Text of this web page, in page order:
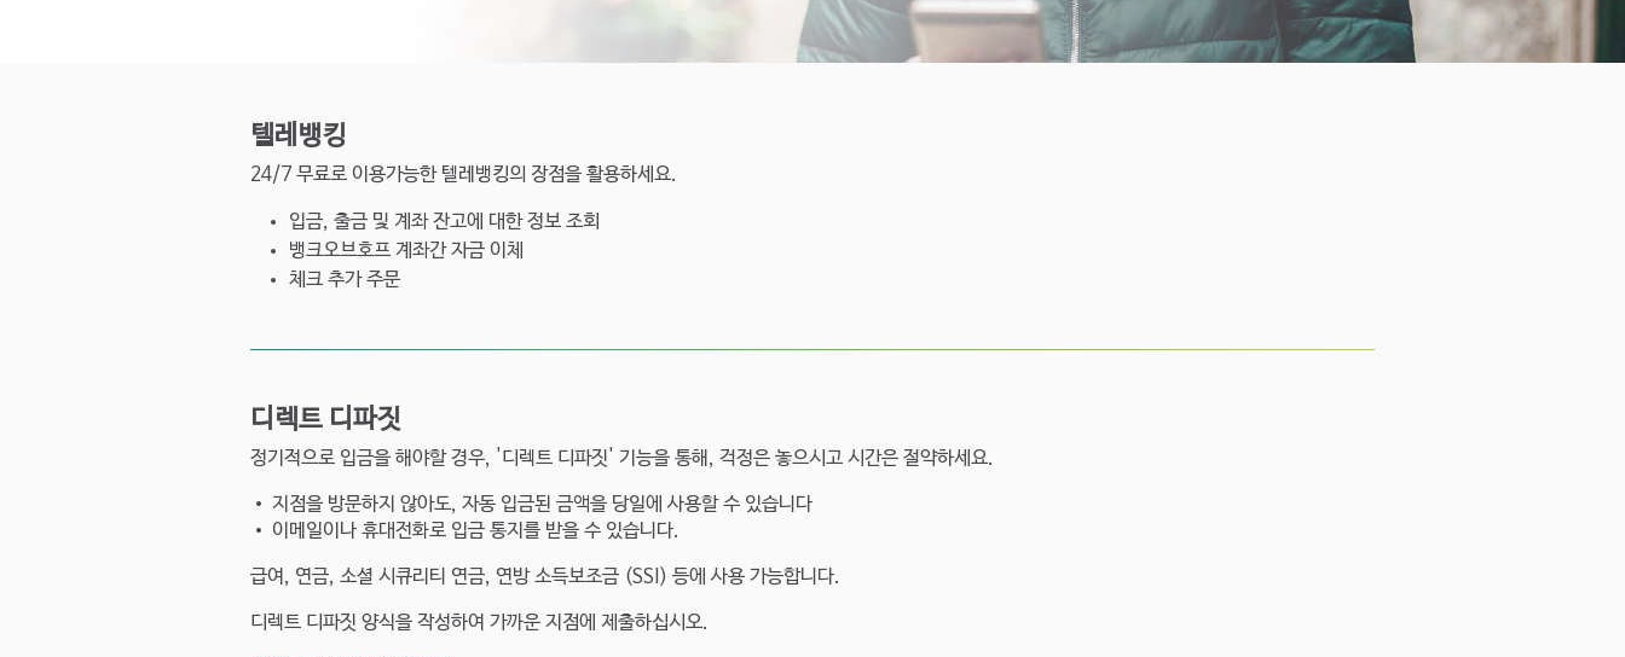
텔레뱅킹
24/7 무료로 이용가능한 텔레뱅킹의 장점을 활용하세요.
입금, 출금 및 계좌 잔고에 대한 정보 조회
뱅크오브호프 계좌간 자금 이체
체크 추가 주문
디렉트 디파짓
정기적으로 입금을 해야할 경우, '디렉트 디파짓' 기능을 통해, 걱정은 놓으시고 시간은 절약하세요.
• 지점을 방문하지 않아도, 자동 입금된 금액을 당일에 사용할 수 있습니다
• 이메일이나 휴대전화로 입금 통지를 받을 수 있습니다.
급여, 연금, 소셜 시큐리티 연금, 연방 소득보조금 (SSI) 등에 사용 가능합니다.
디렉트 디파짓 양식을 작성하여 가까운 지점에 제출하십시오.